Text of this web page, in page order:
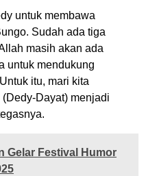
untuk membawa
Sudah ada tiga
masih akan ada
untuk mendukung
itu, mari kita
Dayat) menjadi
Gelar Festival Humor